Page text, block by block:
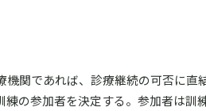
関であれば、診療継続の可否に直
の参加者を決定する。参加者は訓